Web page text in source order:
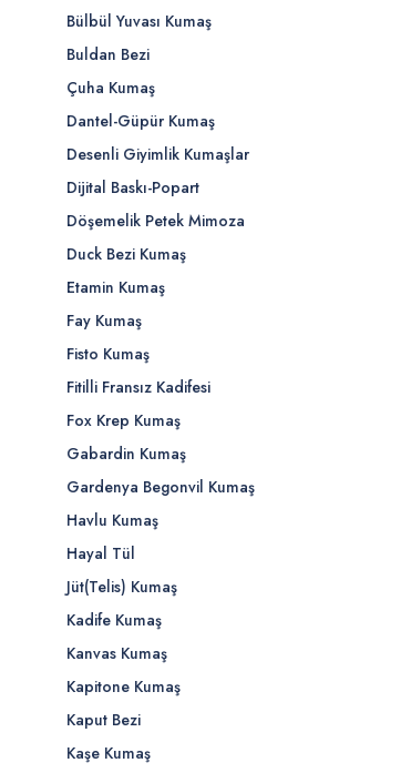
Bülbül Yuvası Kumaş
Buldan Bezi
Çuha Kumaş
Dantel-Güpür Kumaş
Desenli Giyimlik Kumaşlar
Dijital Baskı-Popart
Döşemelik Petek Mimoza
Duck Bezi Kumaş
Etamin Kumaş
Fay Kumaş
Fisto Kumaş
Fitilli Fransız Kadifesi
Fox Krep Kumaş
Gabardin Kumaş
Gardenya Begonvil Kumaş
Havlu Kumaş
Hayal Tül
Jüt(Telis) Kumaş
Kadife Kumaş
Kanvas Kumaş
Kapitone Kumaş
Kaput Bezi
Kaşe Kumaş